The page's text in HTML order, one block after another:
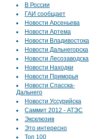
В России
ГАИ сообщает
Новости Арсеньева
Новости Артема
Новости Владивостока
Новости Дальнегорска
Новости Лесозаводска
Новости Находки
Новости Приморья
Новости Спасска-
Дальнего
Новости Уссурийска
Саммит 2012 - АТЭС
Эксклюзив
Это интересно
Топ 100